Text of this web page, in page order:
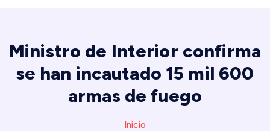
Ministro de Interior confirma
se han incautado 15 mil 600
armas de fuego
Inicio